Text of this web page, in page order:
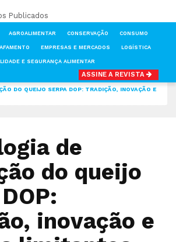
Publicados
AGROALIMENTAR CONSERVAÇÃO CONSUMO
EMPRESAS E MERCADOS LOGÍSTICA
E SEGURANÇA ALIMENTAR
ASSINE A REVISTA
TECNOLOGIA & INVESTIGAÇÃO
DO QUEIJO SERPA DOP: TRADIÇÃO, INOVAÇÃO E
de
do queijo
inovação e